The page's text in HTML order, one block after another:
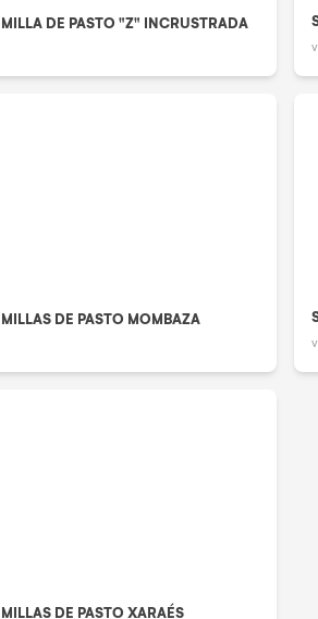
DE PASTO "Z" INCRUSTRADA
DE PASTO MOMBAZA
DE PASTO XARAÉS